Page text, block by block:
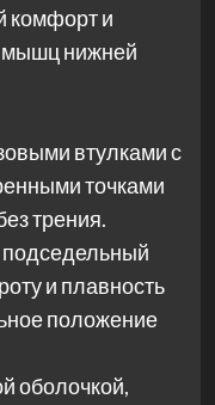
комфорт и
мышц нижней
втулками с
точками
трения.
и плавность
положение
оболочкой,